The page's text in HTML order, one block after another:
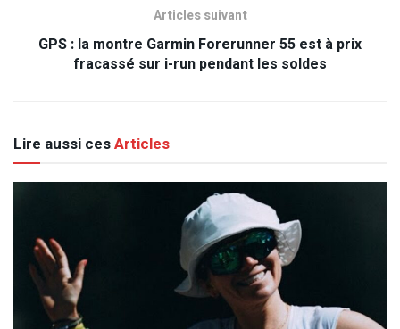
Articles suivant
GPS : la montre Garmin Forerunner 55 est à prix
fracassé sur i-run pendant les soldes
Lire aussi cesArticles